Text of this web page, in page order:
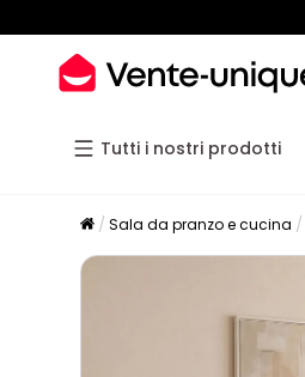
Tutti i nostri prodotti
Sala da pranzo e cucina